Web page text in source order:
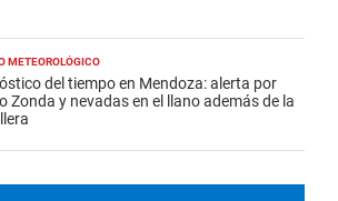
METEOROLÓGICO
del tiempo en Mendoza: alerta por
Zonda y nevadas en el llano además de la